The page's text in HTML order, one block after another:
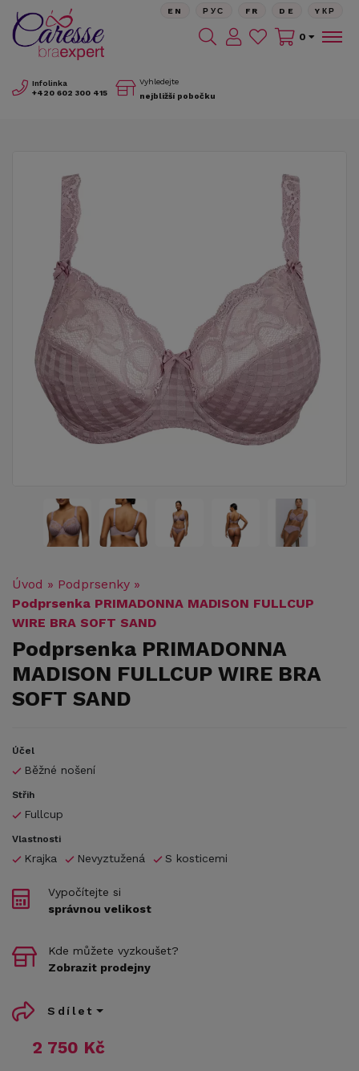
Infolinka
+420 602 300 415
Vyhledejte
nejbližší pobočku
EN РУС FR DE YКР
0
Úvod » Podprsenky »
Podprsenka PRIMADONNA MADISON FULLCUP
WIRE BRA SOFT SAND
Podprsenka PRIMADONNA
MADISON FULLCUP WIRE BRA
SOFT SAND
Účel
Běžné nošení
Střih
Fullcup
Vlastnosti
Krajka Nevyztužená S kosticemi
2 750 Kč
Vypočítejte si
správnou velikost
Kde můžete vyzkoušet?
Zobrazit prodejny
Sdílet